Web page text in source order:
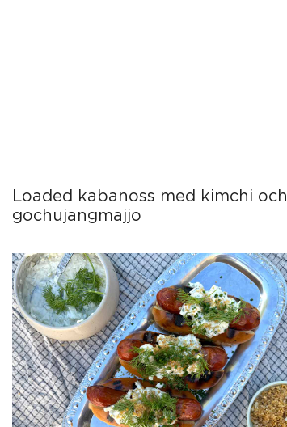
Loaded kabanoss med kimchi och
gochujangmajjo